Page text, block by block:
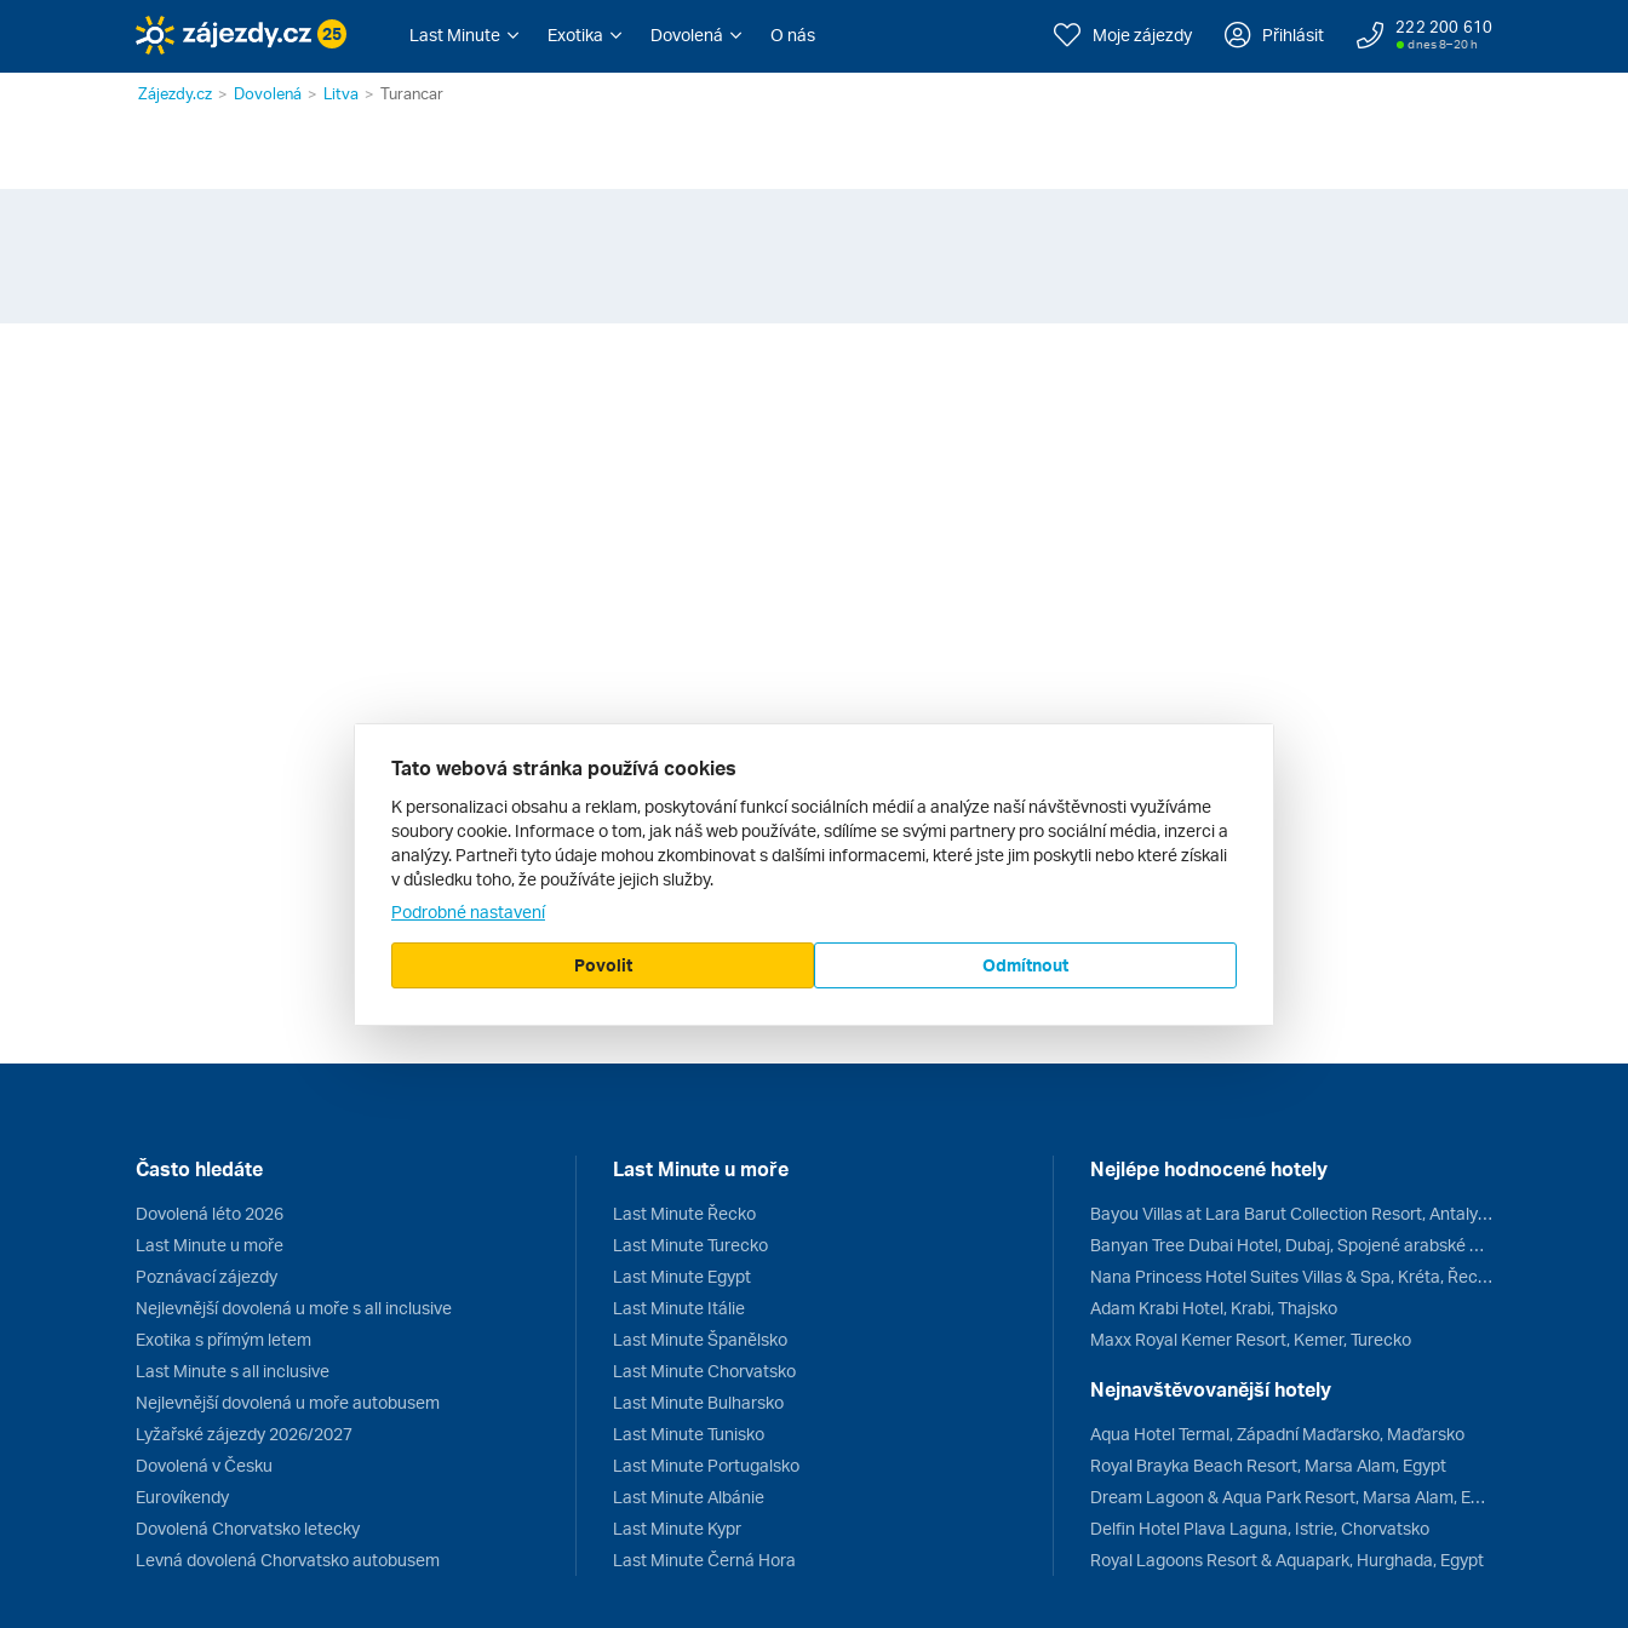
25 Last Minute Exotika Dovolená O nás Moje zájezdy Přihlásit 222 200 610
dnes 8–20 h
Zájezdy.cz Dovolená Litva Turancar
Často hledáte
Dovolená léto 2026
Last Minute u moře
Poznávací zájezdy
Nejlevnější dovolená u moře s all inclusive
Exotika s přímým letem
Last Minute s all inclusive
Nejlevnější dovolená u moře autobusem
Lyžařské zájezdy 2026/2027
Dovolená v Česku
Eurovíkendy
Dovolená Chorvatsko letecky
Levná dovolená Chorvatsko autobusem
Last Minute u moře
Last Minute Řecko
Last Minute Turecko
Last Minute Egypt
Last Minute Itálie
Last Minute Španělsko
Last Minute Chorvatsko
Last Minute Bulharsko
Last Minute Tunisko
Last Minute Portugalsko
Last Minute Albánie
Last Minute Kypr
Last Minute Černá Hora
Nejlépe hodnocené hotely
Bayou Villas at Lara Barut Collection Resort, Antalya, Turecko
Banyan Tree Dubai Hotel, Dubaj, Spojené arabské emiráty
Nana Princess Hotel Suites Villas & Spa, Kréta, Řecko
Adam Krabi Hotel, Krabi, Thajsko
Maxx Royal Kemer Resort, Kemer, Turecko
Nejnavštěvovanější hotely
Aqua Hotel Termal, Západní Maďarsko, Maďarsko
Royal Brayka Beach Resort, Marsa Alam, Egypt
Dream Lagoon & Aqua Park Resort, Marsa Alam, Egypt
Delfin Hotel Plava Laguna, Istrie, Chorvatsko
Royal Lagoons Resort & Aquapark, Hurghada, Egypt
Tato webová stránka používá cookies
K personalizaci obsahu a reklam, poskytování funkcí sociálních médií a analýze naší návštěvnosti využíváme
soubory cookie. Informace o tom, jak náš web používáte, sdílíme se svými partnery pro sociální média, inzerci a
analýzy. Partneři tyto údaje mohou zkombinovat s dalšími informacemi, které jste jim poskytli nebo které získali
v důsledku toho, že používáte jejich služby.
Podrobné nastavení
Odmítnout
Povolit